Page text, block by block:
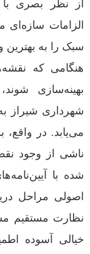
از نظر بصری
الزامات
سبک را به
هنگامی که
شهرداری شیراز
می‌یابد. در واقع،
ناشی از وجود
شده با
نظارت مستقیم
خیالی آسوده